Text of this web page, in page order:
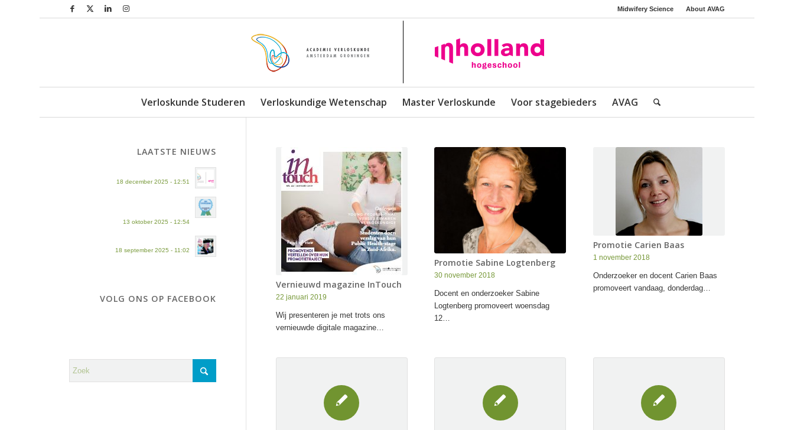
Midwifery Science About AVAG
Verloskunde Studeren Verloskundige Wetenschap Master Verloskunde Voor stagebieders AVAG
Vernieuwd magazine InTouch
22 januari 2019
Wij presenteren je met trots ons
vernieuwde digitale magazine…
Promotie Sabine Logtenberg
30 november 2018
Docent en onderzoeker Sabine
Logtenberg promoveert woensdag
12…
Promotie Carien Baas
1 november 2018
Onderzoeker en docent Carien Baas
promoveert vandaag, donderdag…
LAATSTE NIEUWS
18 december 2025 - 12:51
13 oktober 2025 - 12:54
18 september 2025 - 11:02
VOLG ONS OP FACEBOOK